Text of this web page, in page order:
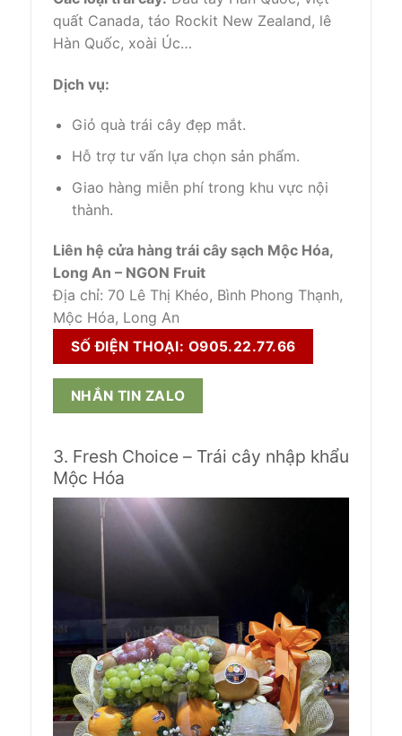
quất Canada, táo Rockit New Zealand, lê
Hàn Quốc, xoài Úc…
Dịch vụ:
Giỏ quà trái cây đẹp mắt.
Hỗ trợ tư vấn lựa chọn sản phẩm.
Giao hàng miễn phí trong khu vực nội
thành.
Liên hệ cửa hàng trái cây sạch Mộc Hóa,
Long An – NGON Fruit
Địa chỉ: 70 Lê Thị Khéo, Bình Phong Thạnh,
Mộc Hóa, Long An
SỐ ĐIỆN THOẠI: O905.22.77.66
NHẮN TIN ZALO
3. Fresh Choice – Trái cây nhập khẩu
Mộc Hóa